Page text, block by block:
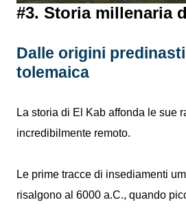
#3. Storia millenaria
Dalle origini
tolemaica
La storia di El Kab affonda le sue
incredibilmente remoto.
Le prime tracce di insediamenti
risalgono al 6000 a.C., quando